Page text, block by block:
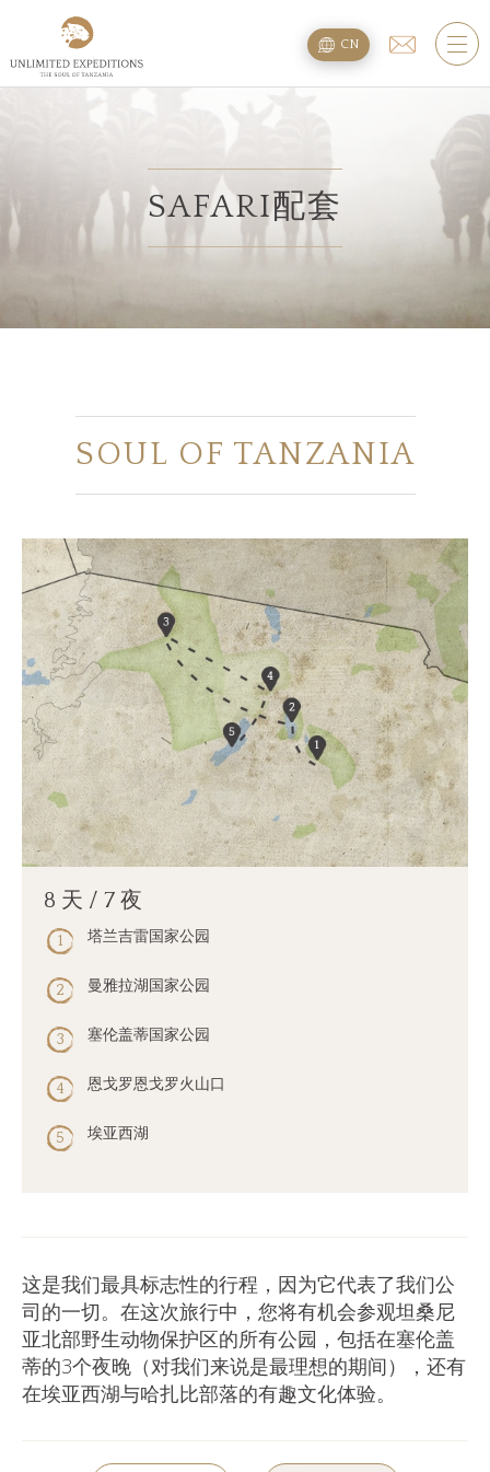
SAFARI旅游配套
海滩度假附加项
疑问
关于我们
我们的照片库
客户证词
我们的精英
联系我们
SAFARI配套
SOUL OF TANZANIA
8 天 / 7 夜
塔兰吉雷国家公园
曼雅拉湖国家公园
塞伦盖蒂国家公园
恩戈罗恩戈罗火山口
埃亚西湖
这是我们最具标志性的行程，因为它代表了我们公
司的一切。在这次旅行中，您将有机会参观坦桑尼
亚北部野生动物保护区的所有公园，包括在塞伦盖
蒂的3个夜晚（对我们来说是最理想的期间），还有
在埃亚西湖与哈扎比部落的有趣文化体验。
CN